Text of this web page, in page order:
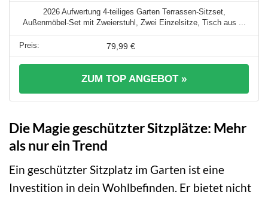
2026 Aufwertung 4-teiliges Garten Terrassen-Sitzset,
Außenmöbel-Set mit Zweierstuhl, Zwei Einzelsitze, Tisch aus ...
79,99 €
ZUM TOP ANGEBOT »
Die Magie geschützter Sitzplätze: Mehr
als nur ein Trend
Ein geschützter Sitzplatz im Garten ist eine
Investition in dein Wohlbefinden. Er bietet nicht